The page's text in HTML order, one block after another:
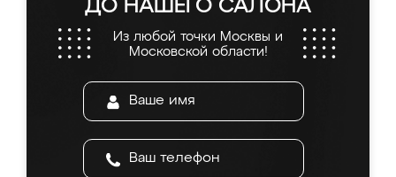
ДО НАШЕГО САЛОНА
Из любой точки Москвы и
Московской области!